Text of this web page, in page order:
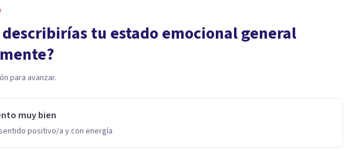
describirías tu estado emocional general
para avanzar.
muy bien
positivo/a y con energía